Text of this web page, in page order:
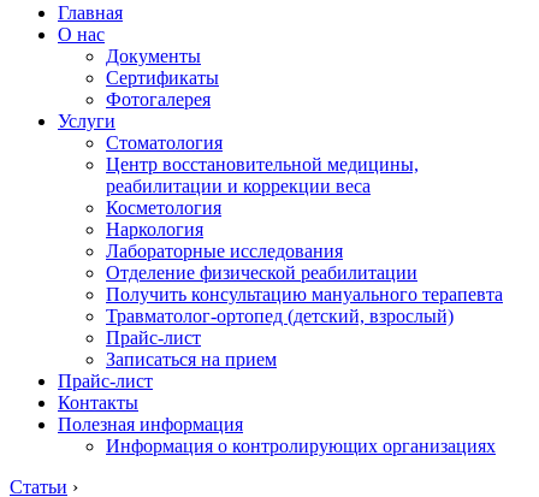
Главная
О нас
Документы
Сертификаты
Фотогалерея
Услуги
Стоматология
Центр восстановительной медицины,
реабилитации и коррекции веса
Косметология
Наркология
Лабораторные исследования
Отделение физической реабилитации
Получить консультацию мануального терапевта
Травматолог-ортопед (детский, взрослый)
Прайс-лист
Записаться на прием
Прайс-лист
Контакты
Полезная информация
Информация о контролирующих организациях
Статьи ›